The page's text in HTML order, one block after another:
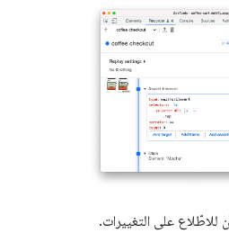
للاطّلاع على التغييرات.